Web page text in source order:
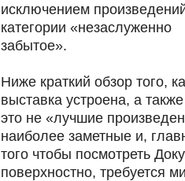
исключением
категории «незаслуженно
забытое».
Ниже краткий обзор того,
выставка устроена, а
это не «лучшие
наиболее заметные и,
того чтобы посмотреть
поверхностно, требуется